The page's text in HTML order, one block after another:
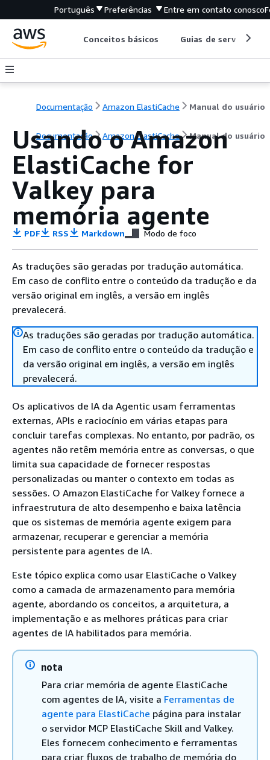
Português Preferências Entre em contato conosco
Conceitos básicos Guias de serviço
Documentação Amazon ElastiCache Manual do usuário
Documentação Amazon ElastiCache Manual do usuário
Usando o Amazon
ElastiCache for
Valkey para
memória agente
PDF RSS Markdown Modo de foco
As traduções são geradas por tradução automática.
Em caso de conflito entre o conteúdo da tradução e da
versão original em inglês, a versão em inglês
prevalecerá.
As traduções são geradas por tradução automática.
Em caso de conflito entre o conteúdo da tradução e
da versão original em inglês, a versão em inglês
prevalecerá.
Os aplicativos de IA da Agentic usam ferramentas
externas, APIs e raciocínio em várias etapas para
concluir tarefas complexas. No entanto, por padrão, os
agentes não retêm memória entre as conversas, o que
limita sua capacidade de fornecer respostas
personalizadas ou manter o contexto em todas as
sessões. O Amazon ElastiCache for Valkey fornece a
infraestrutura de alto desempenho e baixa latência
que os sistemas de memória agente exigem para
armazenar, recuperar e gerenciar a memória
persistente para agentes de IA.
Este tópico explica como usar ElastiCache o Valkey
como a camada de armazenamento para memória
agente, abordando os conceitos, a arquitetura, a
implementação e as melhores práticas para criar
agentes de IA habilitados para memória.
nota
Para criar memória de agente ElastiCache
com agentes de IA, visite a Ferramentas de
agente para ElastiCache página para instalar
o servidor MCP ElastiCache Skill and Valkey.
Eles fornecem conhecimento e ferramentas
para criar fluxos de trabalho de memória do